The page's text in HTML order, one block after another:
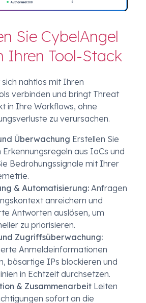
Sie CybelAngel
Ihren Tool-Stack
nahtlos mit Ihren
verbinden und bringt Threat
in Ihre Workflows, ohne
zu verursachen.
Überwachung Erstellen Sie
aus IoCs und
Bedrohungssignale mit Ihrer
& Automatisierung: Anfragen
anreichern und
Antworten auslösen, um
zu priorisieren.
Zugriffsüberwachung:
Anmeldeinformationen
bösartige IPs blockieren und
in Echtzeit durchsetzen.
& Zusammenarbeit Leiten
sofort an die